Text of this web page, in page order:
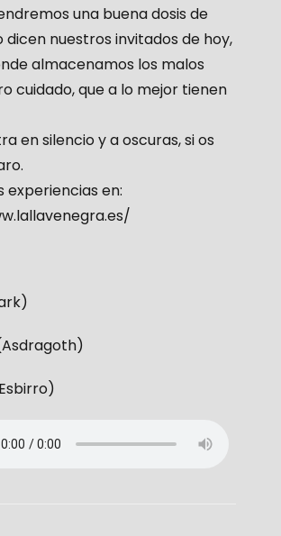
una buena dosis de
dicen nuestros invitados de hoy,
almacenamos los malos
cuidado, que a lo mejor tienen
en silencio y a oscuras, si os
experiencias en: